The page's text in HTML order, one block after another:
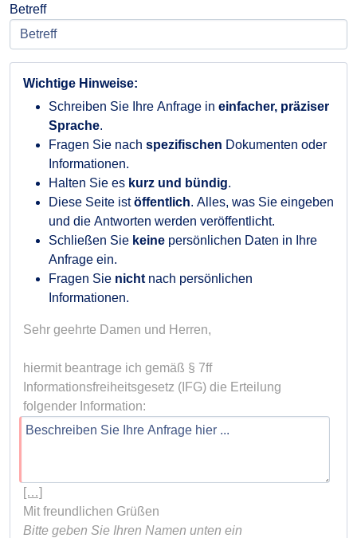
Betreff
Wichtige Hinweise:
Schreiben Sie Ihre Anfrage in einfacher, präziser
Sprache.
Fragen Sie nach spezifischen Dokumenten oder
Informationen.
Halten Sie es kurz und bündig.
Diese Seite istöffentlich. Alles, was Sie eingeben
und die Antworten werden veröffentlicht.
Schließen Sie keine persönlichen Daten in Ihre
Anfrage ein.
Fragen Sie nicht nach persönlichen
Informationen.
Sehr geehrte Damen und Herren,
hiermit beantrage ich gemäß § 7ff
Informationsfreiheitsgesetz (IFG) die Erteilung
[…]
Bitte geben Sie Ihren Namen unten ein